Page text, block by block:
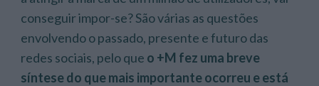
conseguir impor-se? São várias as questões
envolvendo o passado, presente e futuro das
redes sociais, pelo que o +M fez uma breve
síntese do que mais importante ocorreu e está